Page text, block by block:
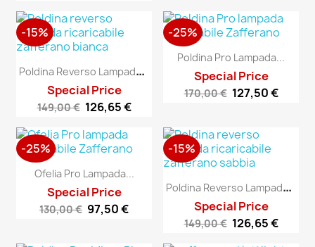
P
Oldina Reverso Lampada...
Special Price
149,00 € 126,65 €
-15%
Poldina Pro Lampada...
Special Price
170,00 € 127,50 €
-25%
Ofelia Pro Lampada...
Special Price
130,00 € 97,50 €
-25%
P
Oldina Reverso Lampada...
Special Price
149,00 € 126,65 €
-15%